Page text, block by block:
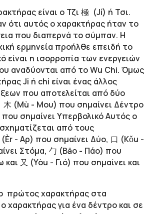
είναι ο Τζι 極 (Jí) ή Τσι.
ότι αυτός ο χαρακτήρας ήταν το
που διαπερνά το σύμπαν. Η
ερμηνεία προήλθε επειδή το
είναι η ισορροπία των ενεργειών
αναδύονται από το Wu Chi. Όμως
Ji ή chi είναι ένας άλλος
που αποτελείται από δύο
(Mù - Μου) που σημαίνει Δέντρο
που σημαίνει Υπερβολικό Αυτός ο
από τους
- Αρ) που σημαίνει Δύο, 口 (Kǒu -
Στόμα, 勹 (Bāo - Πάο) που
και 又 (Yòu - Γιό) που σημαίνει και
πρώτος χαρακτήρας στα
χαρακτήρας για ένα δέντρο και σε